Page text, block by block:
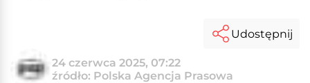
24 czerwca 2025, 07:22
źródło: Polska Agencja Prasowa
Udostępnij